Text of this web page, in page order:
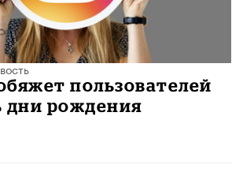
пользователей
дни рождения